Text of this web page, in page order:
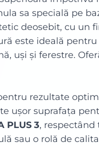
sa specială pe
deosebit, cu un
este ideală
uși și ferestre.
rezultate
ușor suprafața
PLUS 3,
sau o rolă de